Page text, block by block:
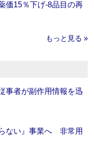
価15％下げ‐8品目の再
もっと見る »
事者が副作用情報を迅
ない』事業へ 非常用